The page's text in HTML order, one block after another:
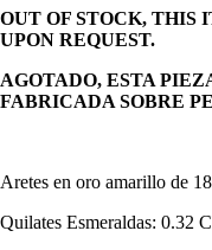
OUT OF STOCK, THIS
UPON REQUEST.
AGOTADO, ESTA
FABRICADA SOBRE
Aretes en oro amarillo de
Quilates Esmeraldas: 0.32